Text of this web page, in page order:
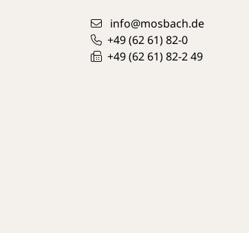
info@mosbach.de
+49 (6261) 82-0
+49 (6261) 82-249
Leaflet | Map data © OpenStreetMap